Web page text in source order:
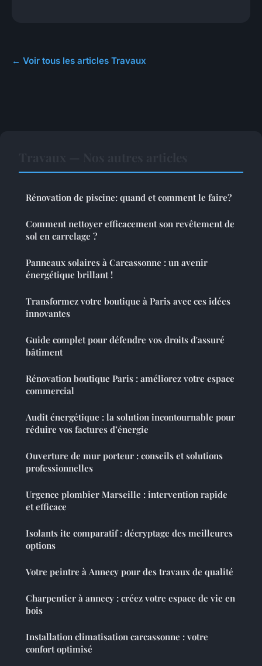
← Voir tous les articles Travaux
Rénovation de piscine: quand et comment le faire?
Comment nettoyer efficacement son revêtement de
sol en carrelage ?
Panneaux solaires à Carcassonne : un avenir
énergétique brillant !
Transformez votre boutique à Paris avec ces idées
innovantes
Guide complet pour défendre vos droits d'assuré
bâtiment
Rénovation boutique Paris : améliorez votre espace
commercial
Audit énergétique : la solution incontournable pour
réduire vos factures d’énergie
Ouverture de mur porteur : conseils et solutions
professionnelles
Urgence plombier Marseille : intervention rapide
et efficace
Isolants ite comparatif : décryptage des meilleures
options
Votre peintre à Annecy pour des travaux de qualité
Charpentier à annecy : créez votre espace de vie en
bois
Installation climatisation carcassonne : votre
confort optimisé